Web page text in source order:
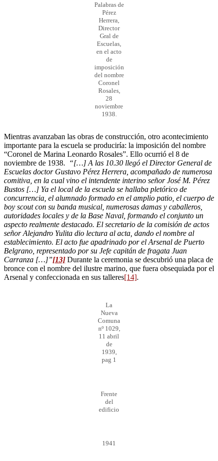
Palabras de
Pérez
Herrera,
Director
Gral de
Escuelas,
en el acto
de
imposición
del nombre
Coronel
Rosales,
28
noviembre
1938.
Mientras avanzaban las obras de construcción, otro acontecimiento
importante para la escuela se produciría: la imposición del nombre
“Coronel de Marina Leonardo Rosales”. Ello ocurrió el 8 de
noviembre de 1938.
“[…] A las 10.30 llegó el Director General de
Escuelas doctor Gustavo Pérez Herrera, acompañado de numerosa
comitiva, en la cual vino el intendente interino señor José M. Pérez
Bustos […] Ya el local de la escuela se hallaba pletórico de
concurrencia, el alumnado formado en el amplio patio, el cuerpo de
boy scout con su banda musical, numerosas damas y caballeros,
autoridades locales y de la Base Naval, formando el conjunto un
aspecto realmente destacado. El secretario de la comisión de actos
señor Alejandro Yulita dio lectura al acta, dando el nombre al
establecimiento. El acto fue apadrinado por el Arsenal de Puerto
Belgrano, representado por su Jefe capitán de fragata Juan
Carranza […]”[13] Durante la ceremonia se descubrió una placa de
bronce con el nombre del ilustre marino, que fuera obsequiada por el
Arsenal y confeccionada en sus talleres[14].
La
Nueva
Comuna
nº 1029,
11 abril
de
1939,
pag 1
Frente
del
edificio
1941